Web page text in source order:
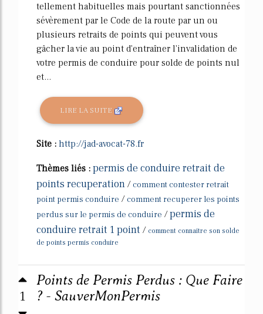
tellement habituelles mais pourtant sanctionnées
sévèrement par le Code de la route par un ou
plusieurs retraits de points qui peuvent vous
gâcher la vie au point d'entraîner l'invalidation de
votre permis de conduire pour solde de points nul
et...
LIRE LA SUITE
Site : http://jad-avocat-78.fr
Thèmes liés : permis de conduire retrait de
points recuperation / comment contester retrait
point permis conduire / comment recuperer les points
perdus sur le permis de conduire /permis de
conduire retrait 1 point / comment connaitre son solde
de points permis conduire
1
Points de Permis Perdus : Que Faire
? - SauverMonPermis